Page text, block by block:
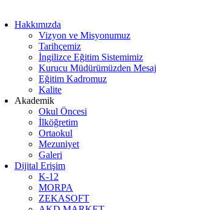
Hakkımızda
Vizyon ve Misyonumuz
Tarihçemiz
İngilizce Eğitim Sistemimiz
Kurucu Müdürümüzden Mesaj
Eğitim Kadromuz
Kalite
Akademik
Okul Öncesi
İlköğretim
Ortaokul
Mezuniyet
Galeri
Dijital Erişim
K-12
MORPA
ZEKASOFT